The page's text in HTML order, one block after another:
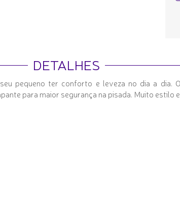
DETALHES
pequeno ter conforto e leveza no dia a dia.
para maior segurança na pisada. Muito estilo